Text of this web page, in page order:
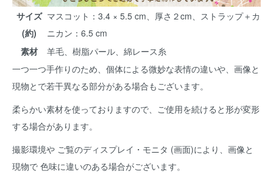
サイズ
(約)
マスコット：3.4 × 5.5 cm、厚さ２cm、ストラップ＋カ
ニカン：6.5 cm
素材
羊毛、樹脂パール、綿レース糸
一つ一つ手作りのため、個体による微妙な表情の違いや、画像と
現物とで若干異なる部分がある場合もございます。
柔らかい素材を使っておりますので、ご使用を続けると形が変形
する場合があります。
撮影環境や ご覧のディスプレイ・モニタ (画面)により、画像と
現物で 色味に違いのある場合がございます。